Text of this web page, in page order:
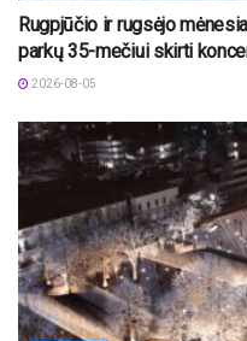
Rugpjūčio ir rugsėjo
parkų 35-mečiui skirti
2026-08-05